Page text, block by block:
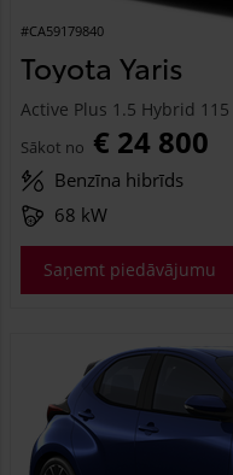
#CA59179840
Toyota Yaris
Active Plus 1.5 Hybrid
Sākot no € 24 800
Benzīna hibrīds
68 kW
Saņemt piedāvājumu